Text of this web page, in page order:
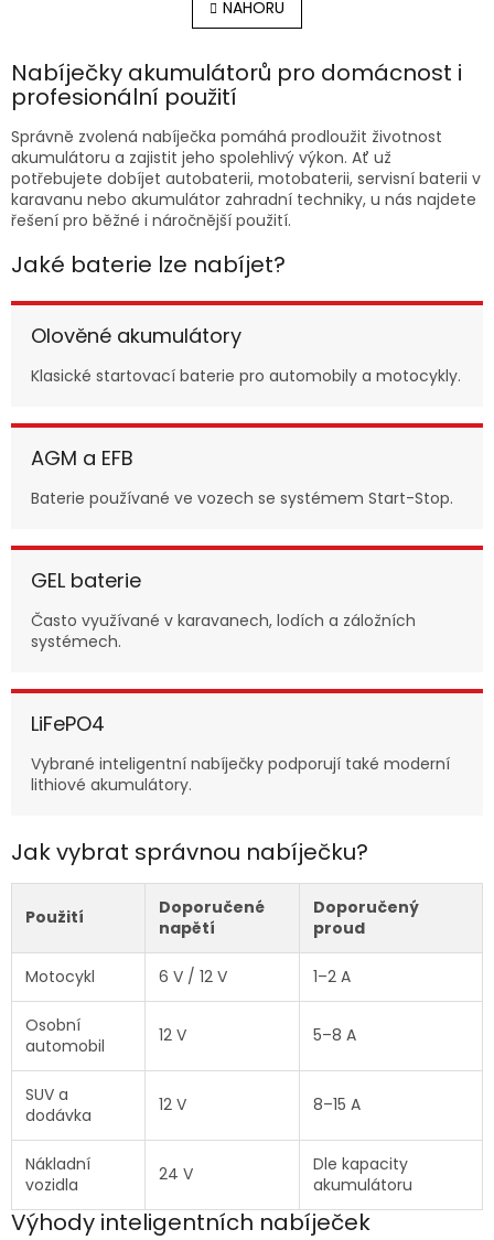
l
á
a
p
r
v
k
y
ý
p
i
n
k
v
á
NAHORU
Nabíječky akumulátorů pro domácnost i
profesionální použití
Správně zvolená nabíječka pomáhá prodloužit životnost
akumulátoru a zajistit jeho spolehlivý výkon. Ať už
potřebujete dobíjet autobaterii, motobaterii, servisní baterii v
karavanu nebo akumulátor zahradní techniky, u nás najdete
řešení pro běžné i náročnější použití.
Jaké baterie lze nabíjet?
Olověné akumulátory
Klasické startovací baterie pro automobily a motocykly.
AGM a EFB
Baterie používané ve vozech se systémem Start-Stop.
GEL baterie
Často využívané v karavanech, lodích a záložních
systémech.
LiFePO4
Vybrané inteligentní nabíječky podporují také moderní
lithiové akumulátory.
Jak vybrat správnou nabíječku?
Použití
Doporučené
napětí
Doporučený
proud
Motocykl 6 V / 12 V 1–2 A
Osobní
automobil
12 V 5–8 A
SUV a
dodávka
12 V 8–15 A
Nákladní
vozidla
24 V
Dle kapacity
akumulátoru
Výhody inteligentních nabíječek